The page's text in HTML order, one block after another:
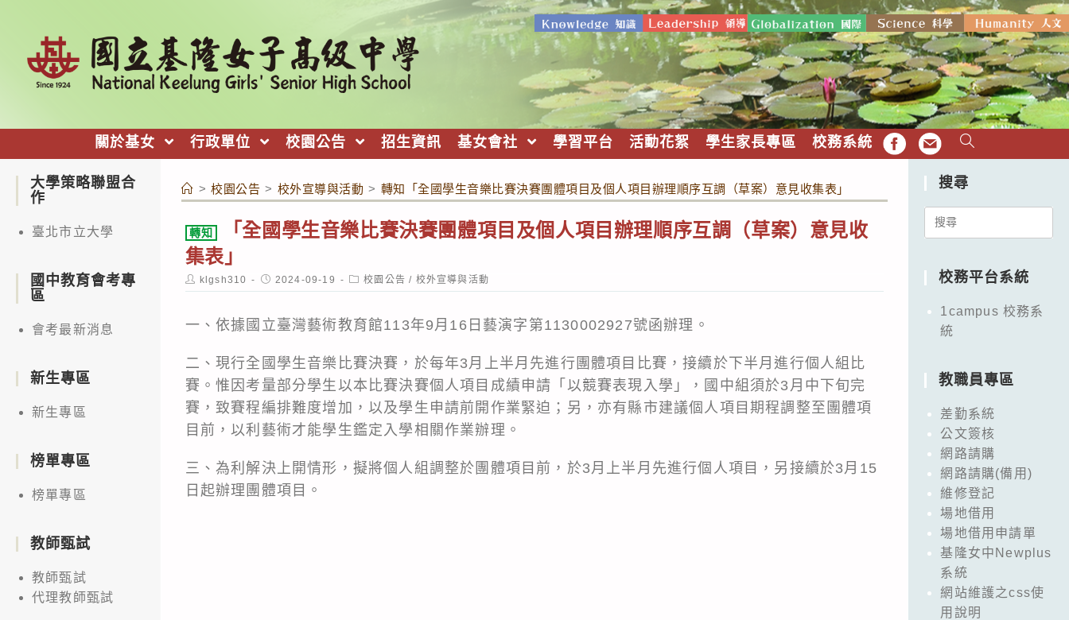
關於基女 行政單位 校園公告 招生資訊 基女會社 學習平台 活動花絮 學生家長專區 校務系統 FB EMAIL
> 校園公告 > 校外宣導與活動 > 轉知「全國學生音樂比賽決賽團體項目及個人項目辦理順序互調（草案）意見收集表」
轉知
「全國學生音樂比賽決賽團體項目及個人項目辦理順序互調（草案）意見收
集表」
Post
author:
klgsh310
Post
published:
2024-09-19
Post
category:
校園公告 / 校外宣導與活動
一、依據國立臺灣藝術教育館113年9月16日藝演字第1130002927號函辦理。
二、現行全國學生音樂比賽決賽，於每年3月上半月先進行團體項目比賽，接續於下半月進行個人組比
賽。惟因考量部分學生以本比賽決賽個人項目成績申請「以競賽表現入學」，國中組須於3月中下旬完
賽，致賽程編排難度增加，以及學生申請前開作業緊迫；另，亦有縣市建議個人項目期程調整至團體項
目前，以利藝術才能學生鑑定入學相關作業辦理。
三、為利解決上開情形，擬將個人組調整於團體項目前，於3月上半月先進行個人項目，另接續於3月15
日起辦理團體項目。
大學策略聯盟合
作
臺北市立大學
國中教育會考專
區
會考最新消息
新生專區
新生專區
榜單專區
榜單專區
教師甄試
教師甄試
代理教師甄試
搜尋
Search
校務平台系統
1campus 校務系
統
教職員專區
差勤系統
公文簽核
網路請購
網路請購(備用)
維修登記
場地借用
場地借用申請單
基隆女中Newplus
系統
網站維護之css使
用說明